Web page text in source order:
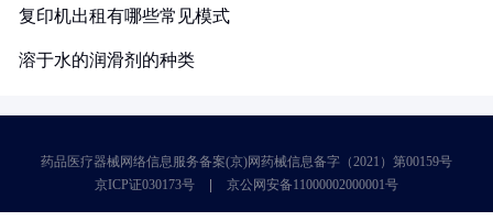
复印机出租有哪些常见模式
溶于水的润滑剂的种类
药品医疗器械网络信息服务备案(京)网药械信息备字（2021）第00159号
京ICP证030173号
京公网安备11000002000001号